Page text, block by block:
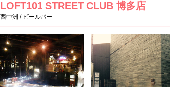
LOFT101 STREET CLUB 博多店
西中洲 / ビールバー